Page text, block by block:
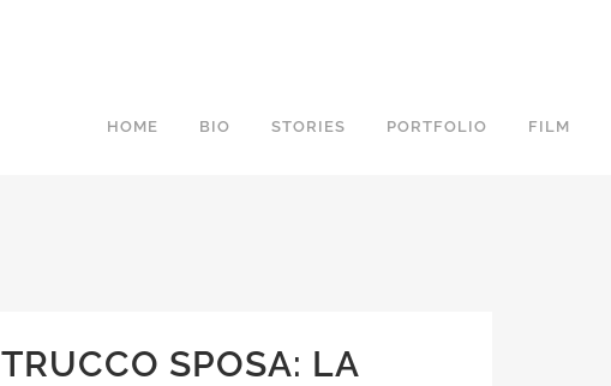
HOME BIO STORIES PORTFOLIO FILM
TRUCCO SPOSA: LA